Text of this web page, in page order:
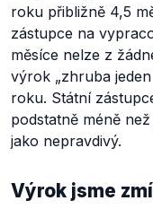
roku přibližně 4,5
zástupce na
měsíce nelze z
výrok „zhruba
roku. Státní
podstatně méně
jako nepravdivý.
Výrok jsme